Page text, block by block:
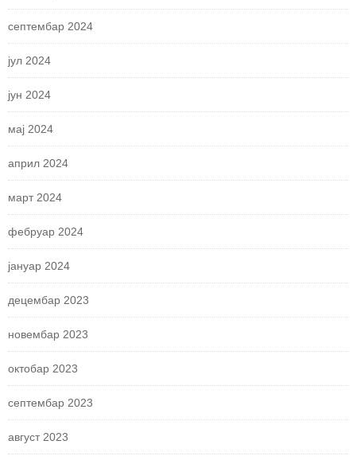
септембар 2024
јул 2024
јун 2024
мај 2024
април 2024
март 2024
фебруар 2024
јануар 2024
децембар 2023
новембар 2023
октобар 2023
септембар 2023
август 2023